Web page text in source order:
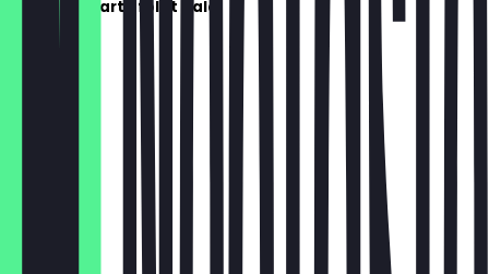
Die Speisekarte folgt bald!